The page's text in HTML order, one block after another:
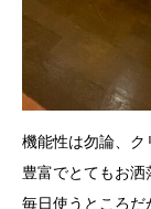
機能性は勿論、ク
豊富でとてもお洒
毎日使うところだ